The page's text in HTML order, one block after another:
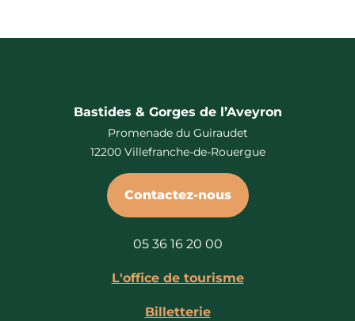
Bastides & Gorges de l’Aveyron
Promenade du Guiraudet
12200 Villefranche-de-Rouergue
Contactez-nous
05 36 16 20 00
L'office de tourisme
Billetterie